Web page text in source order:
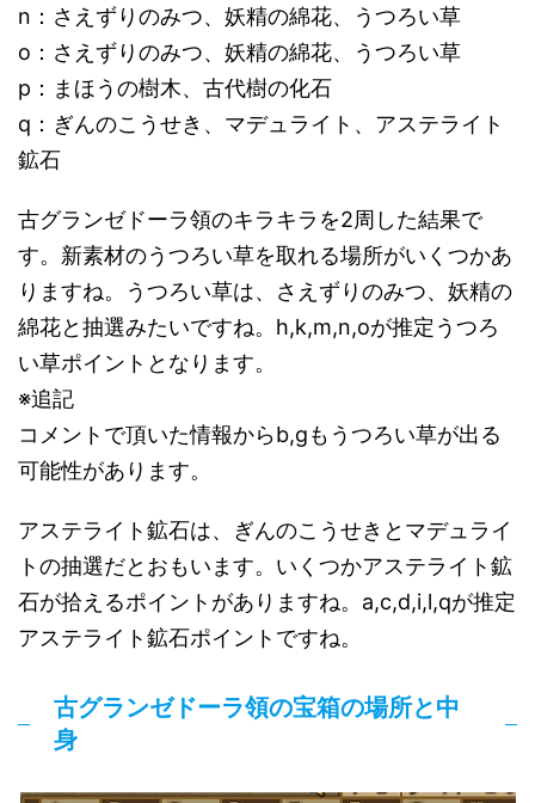
n：さえずりのみつ、妖精の綿花、うつろい草
o：さえずりのみつ、妖精の綿花、うつろい草
p：まほうの樹木、古代樹の化石
q：ぎんのこうせき、マデュライト、アステライト
鉱石
古グランゼドーラ領のキラキラを2周した結果で
す。新素材のうつろい草を取れる場所がいくつかあ
りますね。うつろい草は、さえずりのみつ、妖精の
綿花と抽選みたいですね。h,k,m,n,oが推定うつろ
い草ポイントとなります。
※追記
コメントで頂いた情報からb,gもうつろい草が出る
可能性があります。
アステライト鉱石は、ぎんのこうせきとマデュライ
トの抽選だとおもいます。いくつかアステライト鉱
石が拾えるポイントがありますね。a,c,d,i,l,qが推定
アステライト鉱石ポイントですね。
古グランゼドーラ領の宝箱の場所と中
身